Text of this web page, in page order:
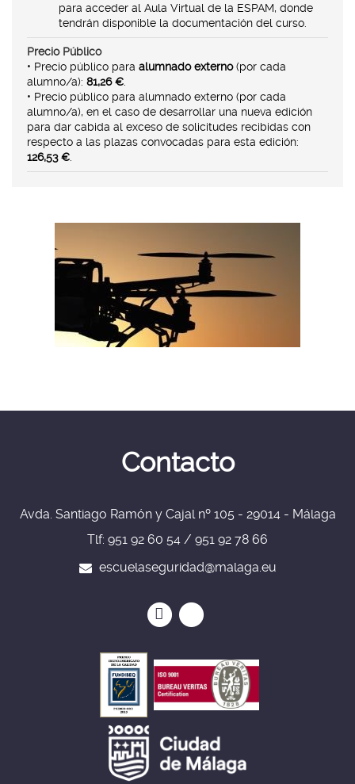
para acceder al Aula Virtual de la ESPAM, donde
tendrán disponible la documentación del curso.
Precio Público
• Precio público para alumnado externo(por cada
alumno/a): 81,26 €
• Precio público para alumnado externo (por cada
alumno/a), en el caso de desarrollar una nueva edición
para dar cabida al exceso de solicitudes recibidas con
respecto a las plazas convocadas para esta edición:
126,53 €
Contacto
Avda. Santiago Ramón y Cajal nº 105 - 29014 - Málaga
Tlf: 951 92 60 54 / 951 92 78 66
escuelaseguridad@malaga.eu
Icono
Icono
facebook
Icono
Icono
twitter